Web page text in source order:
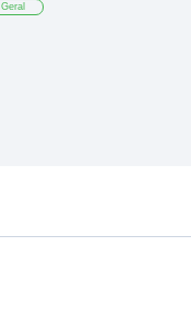
Geral